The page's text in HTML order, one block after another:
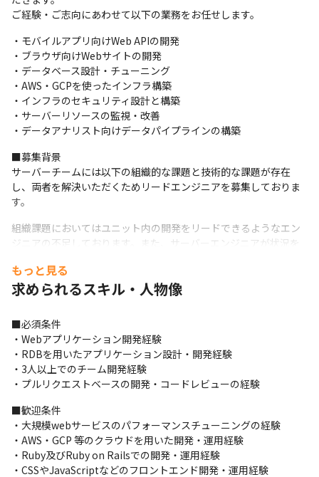
ご経験・ご志向にあわせて以下の業務をお任せします。
・モバイルアプリ向けWeb APIの開発
・ブラウザ向けWebサイトの開発
・データベース設計・チューニング
・AWS・GCPを使ったインフラ構築
・インフラのセキュリティ設計と構築
・サーバーリソースの監視・改善
・データアナリスト向けデータパイプラインの構築
■募集背景
サーバーチームには以下の組織的な課題と技術的な課題が存在
し、両者を解決いただくためリードエンジニアを募集しておりま
す。
組織課題においてはユニット内の開発をリードできるようなエン
ジニアの不足しております。また、サーバーエンジニアが状況を
ためクライアントを考慮した設計開発をリードしていただくこと
を期待しております。
て、適切な手段を選んで要件を達成していただきたいと思ってお
ります。より具体的な技術課題としては、言語やライブラリ・
AWSインフラの安全なアップデート、高負荷環境下でも安定して
サービス提供が出来るアプリ/インフラのパフォーマンス改善など
に取り組んでいただきたいと思います。
■開発体制
開発テーマごとに、3つのユニットを形成し、複数のプロジェクト
を担当します。
・顧客体験のアップデートを追求するチーム
もっと見る
求められるスキル・人物像
■必須条件
・Webアプリケーション開発経験
・RDBを用いたアプリケーション設計・開発経験
・3人以上でのチーム開発経験
・プルリクエストベースの開発・コードレビューの経験
■歓迎条件
・大規模webサービスのパフォーマンスチューニングの経験
・AWS・GCP 等のクラウドを用いた開発・運用経験
・Ruby及びRuby on Railsでの開発・運用経験
・CSSやJavaScriptなどのフロントエンド開発・運用経験